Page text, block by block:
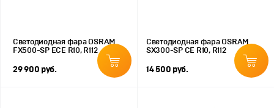
Светодиодная фара OSRAM
FX500-SP ECE R10, R112
29 900 руб.
Светодиодная фара OSRAM
SX300-SP CE R10, R112
14 500 руб.